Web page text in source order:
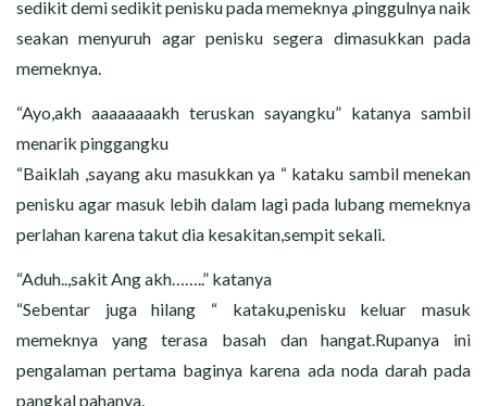
sedikit demi sedikit penisku pada memeknya ,pinggulnya naik
seakan menyuruh agar penisku segera dimasukkan pada
memeknya.
“Ayo,akh aaaaaaaakh teruskan sayangku” katanya sambil
menarik pinggangku
“Baiklah ,sayang aku masukkan ya “ kataku sambil menekan
penisku agar masuk lebih dalam lagi pada lubang memeknya
perlahan karena takut dia kesakitan,sempit sekali.
“Aduh..,sakit Ang akh……..” katanya
“Sebentar juga hilang “ kataku,penisku keluar masuk
memeknya yang terasa basah dan hangat.Rupanya ini
pengalaman pertama baginya karena ada noda darah pada
pangkal pahanya.